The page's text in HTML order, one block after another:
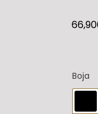
Boja